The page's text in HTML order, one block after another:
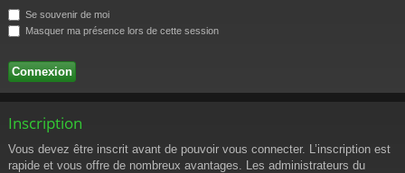
Se souvenir de moi
Masquer ma présence lors de cette session
Inscription
Vous devez être inscrit avant de pouvoir vous connecter. L’inscription est
rapide et vous offre de nombreux avantages. Les administrateurs du